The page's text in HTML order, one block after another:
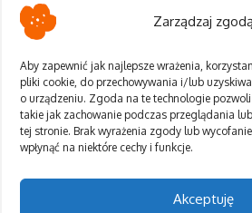
Zarządzaj zgodą
Aby zapewnić jak najlepsze wrażenia,
pliki cookie, do przechowywania i/lub
o urządzeniu. Zgoda na te technologie
takie jak zachowanie podczas przeglądania
tej stronie. Brak wyrażenia zgody lub
wpłynąć na niektóre cechy i funkcje.
Akceptuję
Dowiedz się
specjalizacji